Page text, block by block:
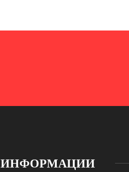
ИНФОРМАЦИИ